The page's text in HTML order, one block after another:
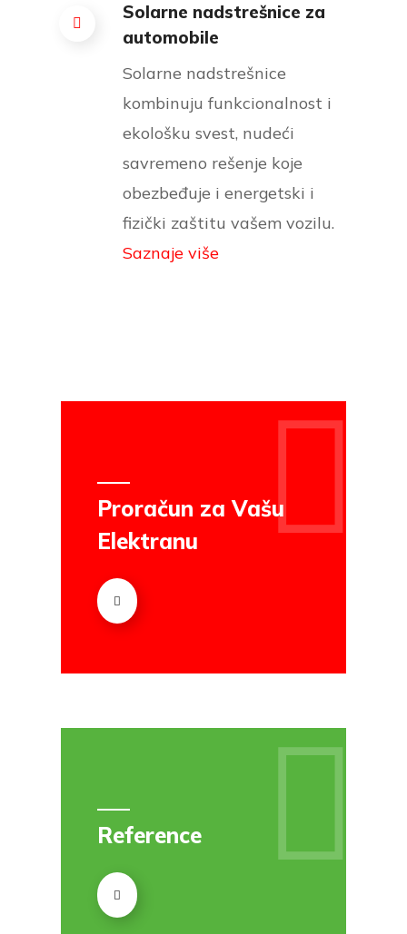
Solarne nadstrešnice za
automobile
Solarne nadstrešnice
kombinuju funkcionalnost i
ekološku svest, nudeći
savremeno rešenje koje
obezbeđuje i energetski i
fizički zaštitu vašem vozilu.
Saznaje više
Proračun za Vašu
Elektranu
Reference